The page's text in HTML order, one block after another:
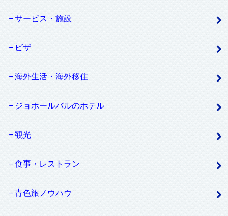
サービス・施設
ビザ
海外生活・海外移住
ジョホールバルのホテル
観光
食事・レストラン
青色旅ノウハウ